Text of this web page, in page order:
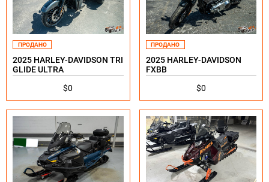
ПРОДАНО
2025 HARLEY-DAVIDSON TRI
GLIDE ULTRA
$0
ПРОДАНО
2025 HARLEY-DAVIDSON
FXBB
$0